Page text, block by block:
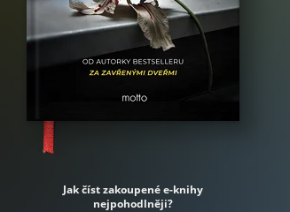
Jak číst zakoupené e-knihy
nejpohodlněji?